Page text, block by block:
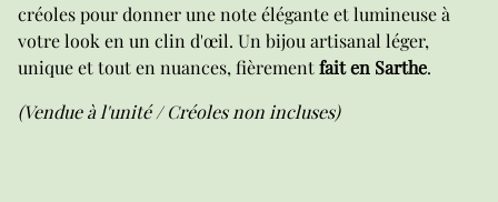
créoles pour donner une note élégante et lumineuse à
votre look en un clin d'œil. Un bijou artisanal léger,
unique et tout en nuances, fièrementfait en Sarthe.
(Vendue à l'unité / Créoles non incluses)